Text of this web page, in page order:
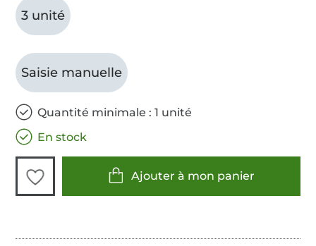
3 unité
Saisie manuelle
Quantité minimale : 1 unité
En stock
Ajouter à mon panier